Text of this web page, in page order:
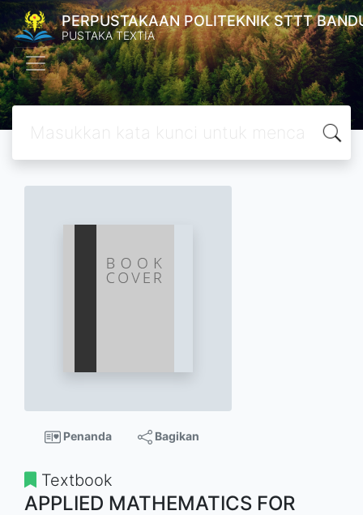
PERPUSTAKAAN POLITEKNIK STTT
PUSTAKA TEXTIA
Penanda Bagikan
Textbook
APPLIED MATHEMATICS FOR